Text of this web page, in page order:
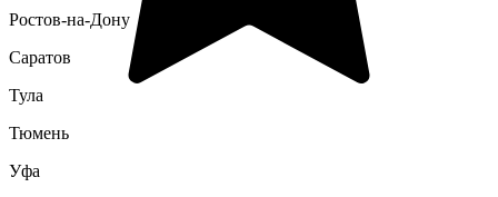
Ростов-на-Дону
Саратов
Тула
Тюмень
Уфа